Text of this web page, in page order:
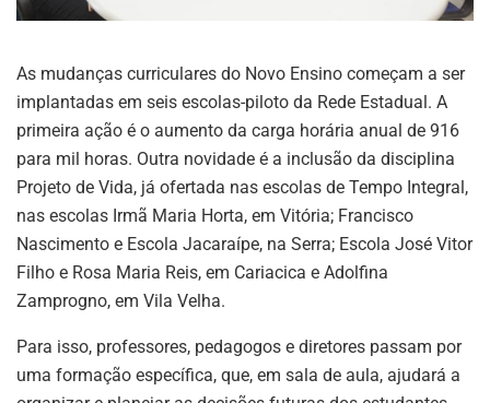
As mudanças curriculares do Novo Ensino começam a ser
implantadas em seis escolas-piloto da Rede Estadual. A
primeira ação é o aumento da carga horária anual de 916
para mil horas. Outra novidade é a inclusão da disciplina
Projeto de Vida, já ofertada nas escolas de Tempo Integral,
nas escolas Irmã Maria Horta, em Vitória; Francisco
Nascimento e Escola Jacaraípe, na Serra; Escola José Vitor
Filho e Rosa Maria Reis, em Cariacica e Adolfina
Zamprogno, em Vila Velha.
Para isso, professores, pedagogos e diretores passam por
uma formação específica, que, em sala de aula, ajudará a